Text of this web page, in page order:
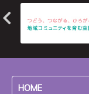
HOME